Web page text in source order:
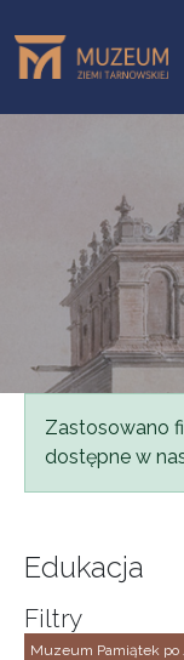
Komunikat
Zastosowano
dostępne w
Edukacja
Filtry
Muzeum Pamiątek po